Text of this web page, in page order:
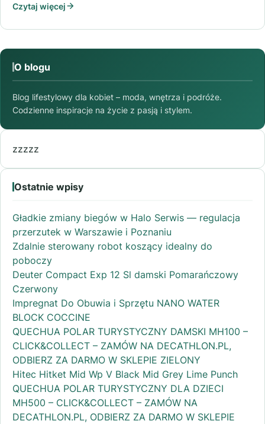
Czytaj więcej
O blogu
Blog lifestylowy dla kobiet – moda, wnętrza i podróże.
Codzienne inspiracje na życie z pasją i stylem.
zzzzz
Ostatnie wpisy
Gładkie zmiany biegów w Halo Serwis — regulacja
przerzutek w Warszawie i Poznaniu
Zdalnie sterowany robot koszący idealny do
poboczy
Deuter Compact Exp 12 Sl damski Pomarańczowy
Czerwony
Impregnat Do Obuwia i Sprzętu NANO WATER
BLOCK COCCINE
QUECHUA POLAR TURYSTYCZNY DAMSKI MH100 –
CLICK&COLLECT – ZAMÓW NA DECATHLON.PL,
ODBIERZ ZA DARMO W SKLEPIE ZIELONY
Hitec Hitket Mid Wp V Black Mid Grey Lime Punch
QUECHUA POLAR TURYSTYCZNY DLA DZIECI
MH500 – CLICK&COLLECT – ZAMÓW NA
DECATHLON.PL, ODBIERZ ZA DARMO W SKLEPIE